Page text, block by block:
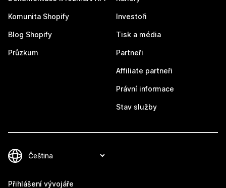
Komunita Shopify
Blog Shopify
Průzkum
Investoři
Tisk a média
Partneři
Affiliate partneři
Právní informace
Stav služby
Přihlášení vývojáře